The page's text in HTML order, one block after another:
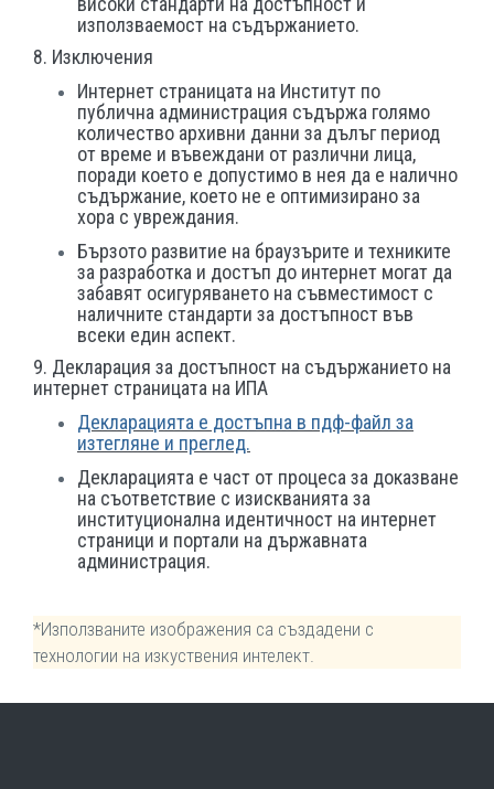
използваемост на съдържанието.
8. Изключения
Интернет страницата на Институт по
публична администрация съдържа голямо
количество архивни данни за дълъг период
от време и въвеждани от различни лица,
поради което е допустимо в нея да е налично
съдържание, което не е оптимизирано за
хора с увреждания.
Бързото развитие на браузърите и техниките
за разработка и достъп до интернет могат да
забавят осигуряването на съвместимост с
наличните стандарти за достъпност във
всеки един аспект.
9. Декларация за достъпност на съдържанието на
интернет страницата на ИПА
Декларацията е достъпна в пдф-файл за
изтегляне и преглед.
Декларацията е част от процеса за доказване
на съответствие с изискванията за
институционална идентичност на интернет
страници и портали на държавната
администрация.
*Използваните изображения са създадени с
технологии на изкуствения интелект.